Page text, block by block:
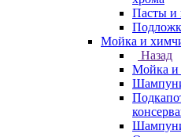
Пасты и
Мойка и
Назад
Мойка и